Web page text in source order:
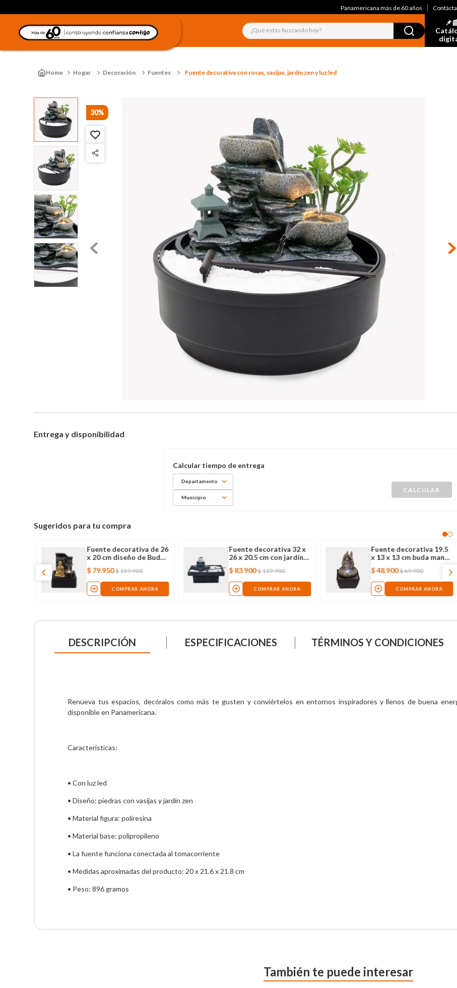
Panamericana más de 60 años
¿Qué estás buscando hoy?
Hogar Decoración Fuentes Fuente decorativa con rocas, vasijas, jardín zen y luz led
30%
Entrega y disponibilidad
Departamento
Municipio
Sugeridos para tu compra
Fuente decorativa de 26
x 20 cm diseño de Buda
con 3 vasijas y luz
$ 79.950 $159.900
COMPRAR AHORA
Fuente decorativa 32 x
26 x 20.5 cm con jardín
zen y luz led
$ 83.900 $119.900
COMPRAR AHORA
Fuente decorativa 19.5
x 13 x 13 cm buda mano
con luz led
$48.900 $69.900
COMPRAR AHORA
DESCRIPCIÓN ESPECIFICACIONES TÉRMINOS Y CONDICIONES
Renueva tus espacios, decóralos como más te gusten y conviértelos en entornos inspiradores y llenos de buena
disponible en Panamericana.
Características:
• Con luz led
• Diseño: piedras con vasijas y jardín zen
• Material figura: poliresina
• Material base: polipropileno
• La fuente funciona conectada al tomacorriente
• Medidas aproximadas del producto: 20 x 21.6 x 21.8 cm
• Peso: 896 gramos
También te puede interesar